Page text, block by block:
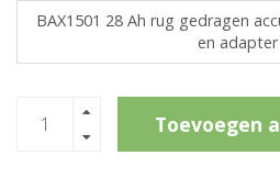
BAX1501 28 Ah rug gedragen
en adapter
Toevoegen